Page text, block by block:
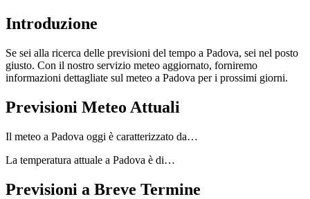
Introduzione
Se sei alla ricerca delle previsioni del tempo a Padova, sei nel posto
giusto. Con il nostro servizio meteo aggiornato, forniremo
informazioni dettagliate sul meteo a Padova per i prossimi giorni.
Previsioni Meteo Attuali
Il meteo a Padova oggi è caratterizzato da…
La temperatura attuale a Padova è di…
Previsioni a Breve Termine